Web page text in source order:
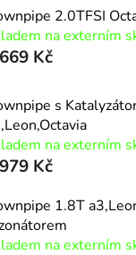
2.0TFSI
na externím
Kč
s
na externím
Kč
1.8T
na externím